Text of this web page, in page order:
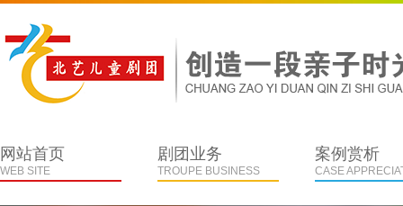
网站首页
WEB SITE
剧团业务
TROUPE BUSINESS
案例赏析
CASE